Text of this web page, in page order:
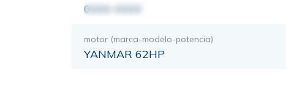
0000-0000
motor (marca-modelo-potencia)
YANMAR 62HP